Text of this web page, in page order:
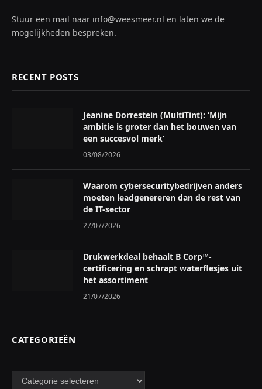
Stuur een mail naar info@weesmeer.nl en laten we de
mogelijkheden bespreken.
RECENT POSTS
Jeanine Dorrestein (MultiTint): ‘Mijn
ambitie is groter dan het bouwen van
een succesvol merk’
03/08/2026
Waarom cybersecuritybedrijven anders
moeten leadgenereren dan de rest van
de IT-sector
27/07/2026
Drukwerkdeal behaalt B Corp™-
certificering en schrapt waterflesjes uit
het assortiment
21/07/2026
CATEGORIEËN
Categorieën